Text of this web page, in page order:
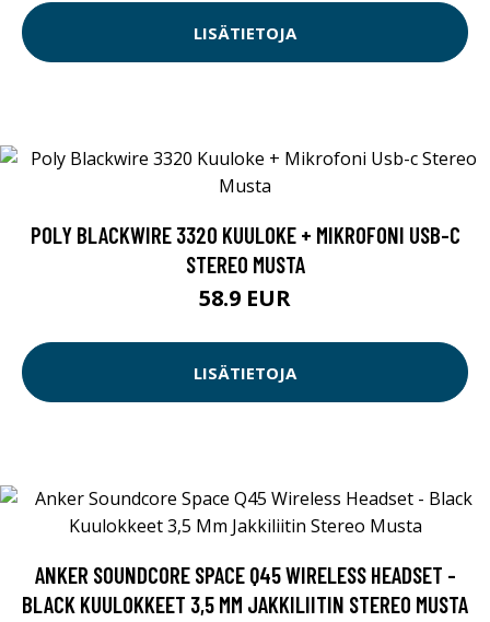
LISÄTIETOJA
POLY BLACKWIRE 3320 KUULOKE + MIKROFONI USB-C
STEREO MUSTA
58.9 EUR
LISÄTIETOJA
ANKER SOUNDCORE SPACE Q45 WIRELESS HEADSET -
BLACK KUULOKKEET 3,5 MM JAKKILIITIN STEREO MUSTA